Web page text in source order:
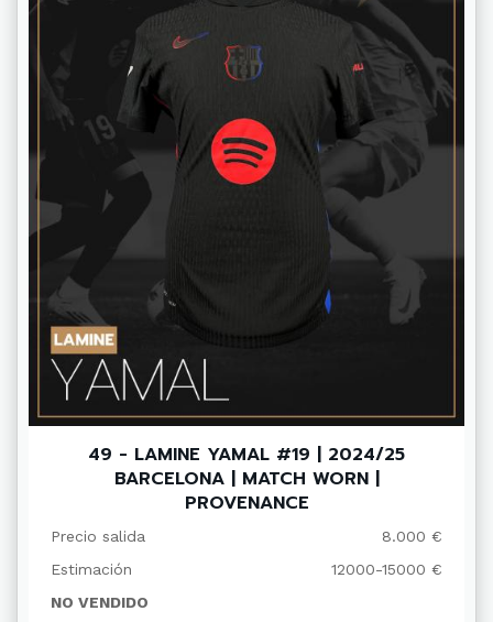
49 - LAMINE YAMAL #19 | 2024/25
BARCELONA | MATCH WORN |
PROVENANCE
Precio salida
8.000 €
Estimación
12000-15000 €
NO VENDIDO